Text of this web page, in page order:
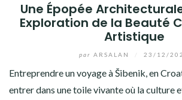
Une Épopée
Exploration de la Beauté
Artistique
par ARSALAN 23/12/
Entreprendre un voyage à Šibenik, en
entrer dans une toile vivante où la culture